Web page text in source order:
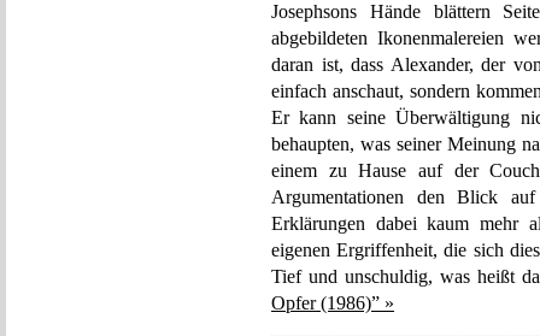
Josephsons Hände blättern
abgebildeten Ikonenmalereien
daran ist, dass Alexander, der
einfach anschaut, sondern
Er kann seine Überwältigung
behaupten, was seiner Meinung
einem zu Hause auf der
Argumentationen den Blick
Erklärungen dabei kaum mehr
eigenen Ergriffenheit, die sich
Tief und unschuldig, was heißt
Opfer (1986)” »